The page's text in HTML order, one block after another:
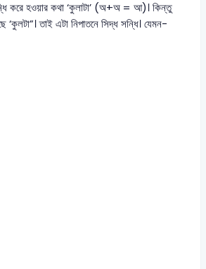
করে হওয়ার কথা ‘কুলাটা’ (অ+অ = আ)। কিন্তু
‘কুলটা”। তাই এটা নিপাতনে সিদ্ধ সন্ধি। যেমন-